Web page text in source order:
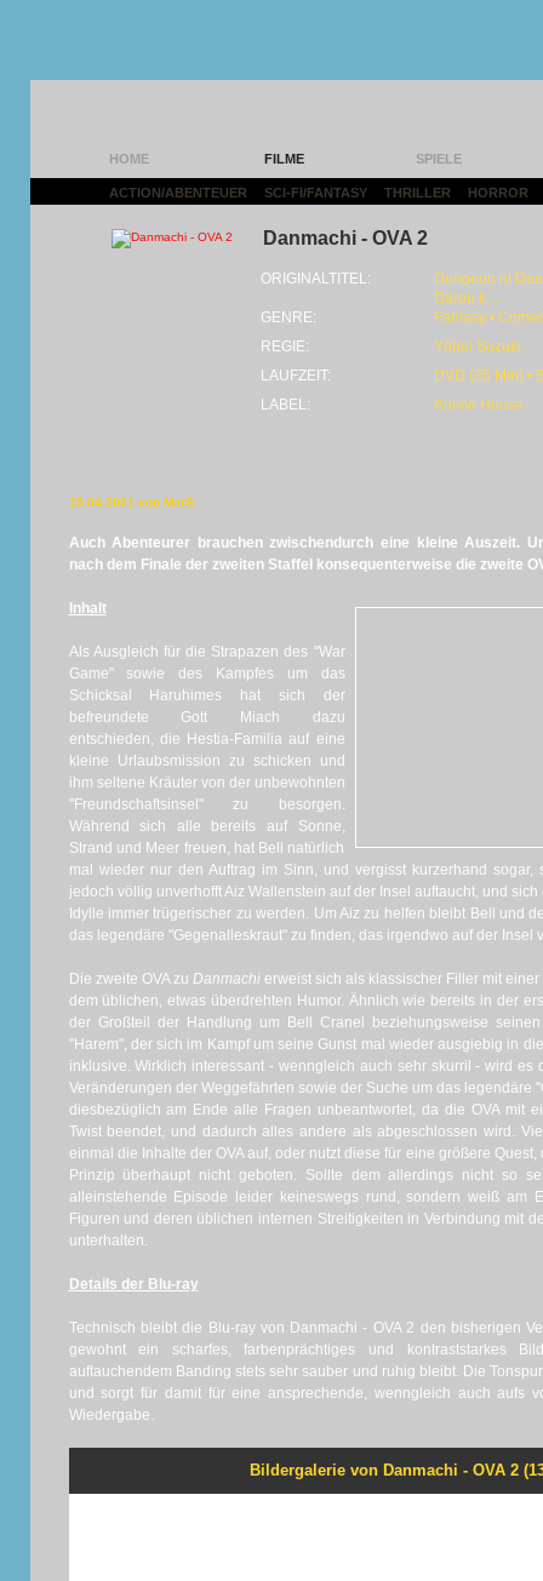
HOME FILME SPIELE
ACTION/ABENTEUER SCI-FI/FANTASY THRILLER HORROR
Danmachi - OVA 2
ORIGINALTITEL:
Dungeon ni
Darou k ...
GENRE:
Fantasy •
REGIE:
Yōhei Suzuki
LAUFZEIT:
DVD (25 Min) •
LABEL:
Anime House
15.04.2021 von MarS
Auch Abenteurer brauchen zwischendurch eine kleine Auszeit.
nach dem Finale der zweiten Staffel konsequenterweise die zweite
Inhalt
Als Ausgleich für die Strapazen des "War
Game" sowie des Kampfes um das
Schicksal Haruhimes hat sich der
befreundete Gott Miach dazu
entschieden, die Hestia-Familia auf eine
kleine Urlaubsmission zu schicken und
ihm seltene Kräuter von der unbewohnten
"Freundschaftsinsel" zu besorgen.
Während sich alle bereits auf Sonne,
Strand und Meer freuen, hat Bell natürlich
mal wieder nur den Auftrag im Sinn, und vergisst kurzerhand sogar,
jedoch völlig unverhofft Aiz Wallenstein auf der Insel auftaucht, und
Idylle immer trügerischer zu werden. Um Aiz zu helfen bleibt Bell und
das legendäre "Gegenalleskraut" zu finden, das irgendwo auf der Insel
Die zweite OVA zu Danmachi erweist sich als klassischer Filler mit
dem üblichen, etwas überdrehten Humor. Ähnlich wie bereits in der
der Großteil der Handlung um Bell Cranel beziehungsweise
"Harem", der sich im Kampf um seine Gunst mal wieder ausgiebig in
inklusive. Wirklich interessant - wenngleich auch sehr skurril - wird es
Veränderungen der Weggefährten sowie der Suche um das legendäre
diesbezüglich am Ende alle Fragen unbeantwortet, da die OVA mit
Twist beendet, und dadurch alles andere als abgeschlossen wird.
einmal die Inhalte der OVA auf, oder nutzt diese für eine größere
Prinzip überhaupt nicht geboten. Sollte dem allerdings nicht so
alleinstehende Episode leider keineswegs rund, sondern weiß am
Figuren und deren üblichen internen Streitigkeiten in Verbindung mit
unterhalten.
Details der Blu-ray
Technisch bleibt die Blu-ray von Danmachi - OVA 2 den bisherigen
gewohnt ein scharfes, farbenprächtiges und kontraststarkes
auftauchendem Banding stets sehr sauber und ruhig bleibt. Die
und sorgt für damit für eine ansprechende, wenngleich auch aufs
Wiedergabe.
Bildergalerie von Danmachi - OVA 2